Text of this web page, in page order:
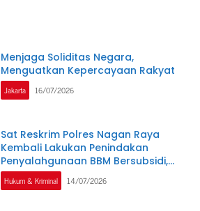
Menjaga Soliditas Negara,
Menguatkan Kepercayaan Rakyat
Jakarta 16/07/2026
Sat Reskrim Polres Nagan Raya
Kembali Lakukan Penindakan
Penyalahgunaan BBM Bersubsidi,
Tiga Tersangka Ditahan.
Hukum & Kriminal 14/07/2026